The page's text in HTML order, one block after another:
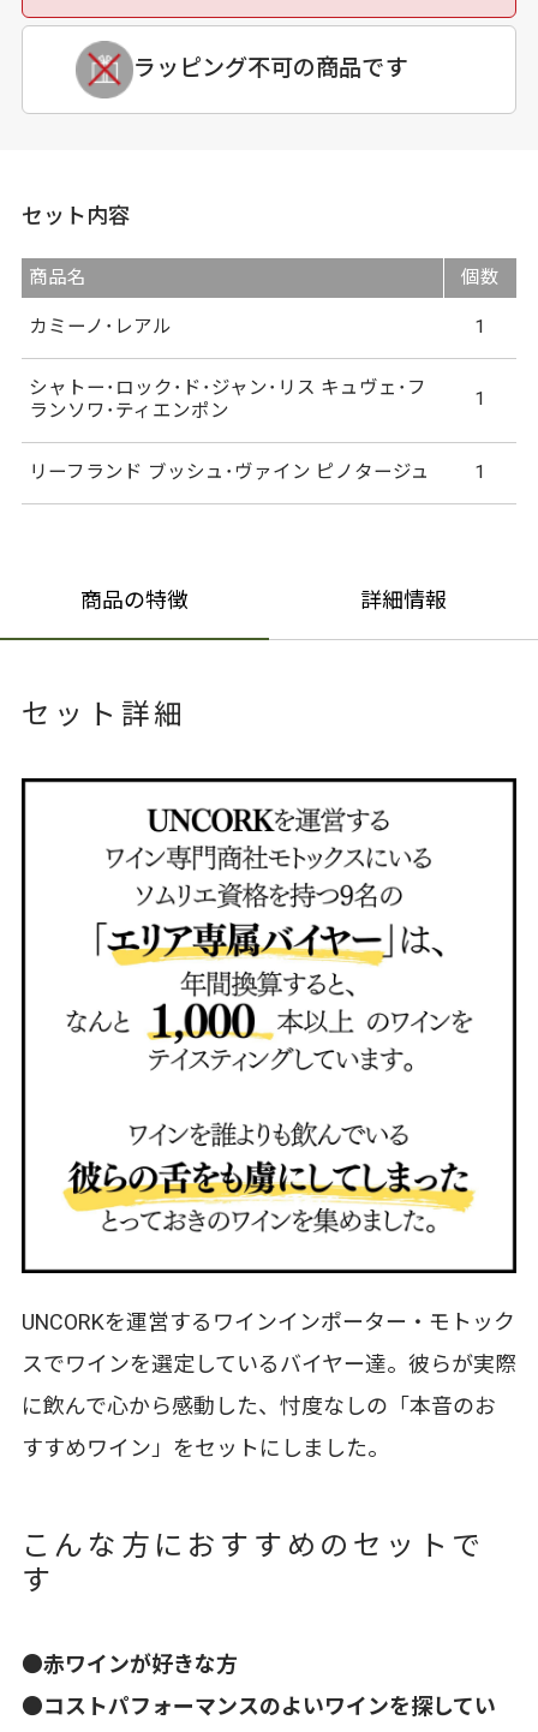
ラッピング不可の商品です
セット内容
商品名
個数
カミーノ･レアル
1
シャトー･ロック･ド･ジャン･リス キュヴェ･フ
ランソワ･ティエンポン
1
リーフランド ブッシュ･ヴァイン ピノタージュ 1
商品の特徴 詳細情報
セット詳細
UNCORKを運営するワインインポーター・モトック
スでワインを選定しているバイヤー達。彼らが実際
に飲んで心から感動した、忖度なしの「本音のお
すすめワイン」をセットにしました。
こんな方におすすめのセットで
す
●赤ワインが好きな方
●コストパフォーマンスのよいワインを探してい